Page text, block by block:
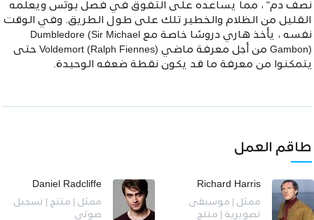
نصف دم" ، مما يساعده على التفوق في فصل بوتس ويعلمه
القليل من الظلام والخطير تلك على طول الطريق. وفي الوقت
نفسه ، يأخذ هاري دروسًا خاصة مع Dumbledore (Sir Michael
Gambon) من أجل معرفة ماضي Voldemort (Ralph Fiennes) حتى
يتمكنوا من معرفة ما قد يكون نقطة ضعفه الوحيدة.
طاقم العمل
Richard Harris
ممثل | موسيقى
تصويرية | منتج
Daniel Radcliffe
ممثل | منتج | تسجيل
صوتي